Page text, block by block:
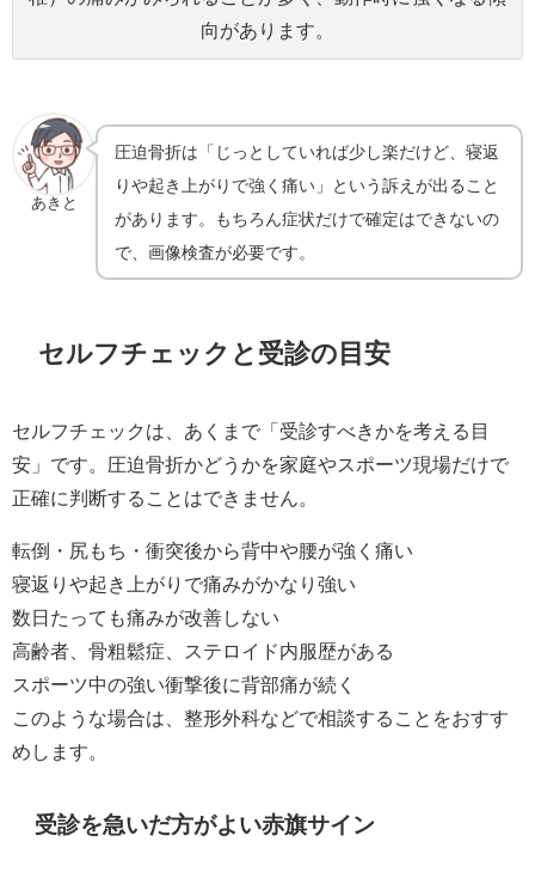
向があります。
あきと
圧迫骨折は「じっとしていれば少し楽だけど、寝返
りや起き上がりで強く痛い」という訴えが出ること
があります。もちろん症状だけで確定はできないの
で、画像検査が必要です。
セルフチェックと受診の目安
セルフチェックは、あくまで「受診すべきかを考える目
安」です。圧迫骨折かどうかを家庭やスポーツ現場だけで
正確に判断することはできません。
転倒・尻もち・衝突後から背中や腰が強く痛い
寝返りや起き上がりで痛みがかなり強い
数日たっても痛みが改善しない
高齢者、骨粗鬆症、ステロイド内服歴がある
スポーツ中の強い衝撃後に背部痛が続く
このような場合は、整形外科などで相談することをおすす
めします。
受診を急いだ方がよい赤旗サイン